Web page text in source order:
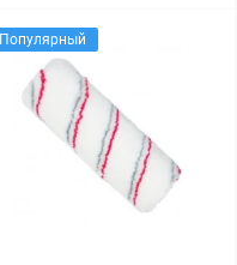
Популярный